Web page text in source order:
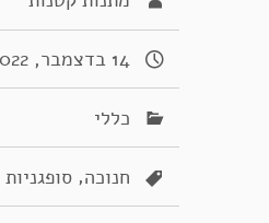
14 בדצמבר, 2022
כללי
חנוכה, סופגניות